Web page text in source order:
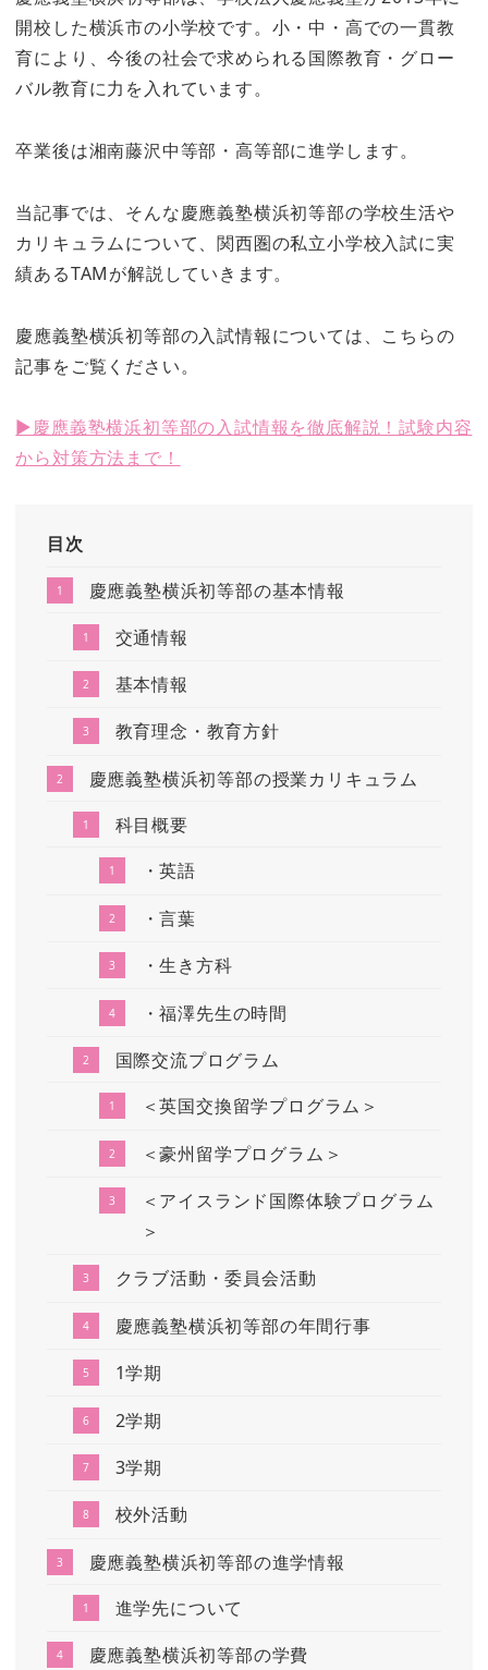
開校した横浜市の小学校です。小・中・高での一貫教
育により、今後の社会で求められる国際教育・グロー
バル教育に力を入れています。
卒業後は湘南藤沢中等部・高等部に進学します。
当記事では、そんな慶應義塾横浜初等部の学校生活や
カリキュラムについて、関西圏の私立小学校入試に実
績あるTAMが解説していきます。
慶應義塾横浜初等部の入試情報については、こちらの
記事をご覧ください。
▶慶應義塾横浜初等部の入試情報を徹底解説！試験内容
から対策方法まで！
目次
慶應義塾横浜初等部の基本情報
交通情報
基本情報
教育理念・教育方針
慶應義塾横浜初等部の授業カリキュラム
科目概要
・英語
・言葉
・生き方科
・福澤先生の時間
国際交流プログラム
＜英国交換留学プログラム＞
＜豪州留学プログラム＞
＜アイスランド国際体験プログラム
＞
クラブ活動・委員会活動
慶應義塾横浜初等部の年間行事
1学期
2学期
3学期
校外活動
慶應義塾横浜初等部の進学情報
進学先について
慶應義塾横浜初等部の学費